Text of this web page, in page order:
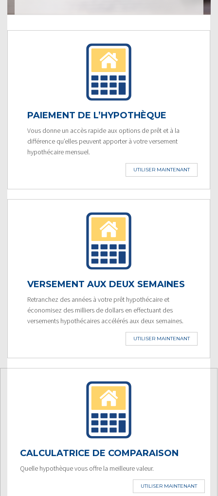
PAIEMENT DE L’HYPOTHÈQUE
Vous donne un accès rapide aux options de prêt et à la
différence qu’elles peuvent apporter à votre versement
hypothécaire mensuel.
UTILISER MAINTENANT
VERSEMENT AUX DEUX SEMAINES
Retranchez des années à votre prêt hypothécaire et
économisez des milliers de dollars en effectuant des
versements hypothécaires accélérés aux deux semaines.
UTILISER MAINTENANT
CALCULATRICE DE COMPARAISON
Quelle hypothèque vous offre la meilleure valeur.
UTILISER MAINTENANT